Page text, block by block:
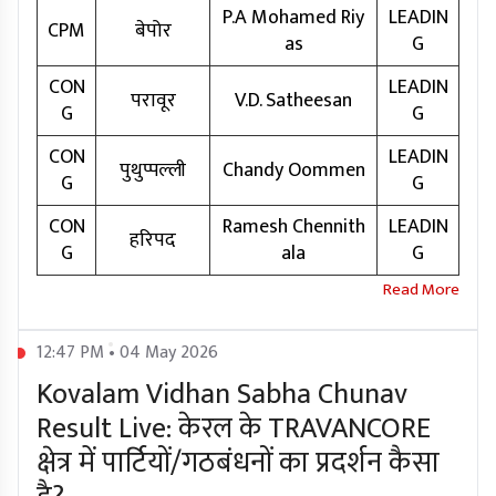
CPM
बेपोर
P.A Mohamed Riy
as
LEADIN
G
CON
G
परावूर V.D. Satheesan
LEADIN
G
CON
G
पुथुप्पल्ली Chandy Oommen
LEADIN
G
CON
G
हरिपद
Ramesh Chennith
ala
LEADIN
G
12:47 PM • 04 May 2026
Kovalam Vidhan Sabha Chunav
Result Live: केरल के TRAVANCORE
क्षेत्र में पार्टियों/गठबंधनों का प्रदर्शन कैसा